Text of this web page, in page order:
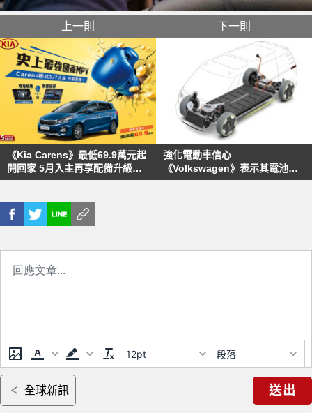
上一則
《Kia Carens》最低69.9萬元起
開回家 5月入主再享配備升級優
惠
下一則
強化電動車信心
《Volkswagen》表示其電池與
車同壽
12pt 段落
全球新訊 送出